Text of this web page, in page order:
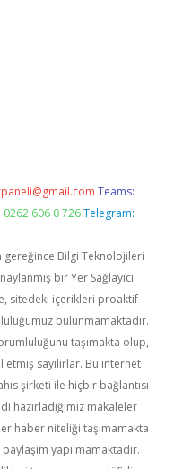
Teams:
606 0 726 Telegram:
gereğince Bilgi Teknolojileri
bir Yer Sağlayıcı
sitedeki içerikleri proaktif
bulunmamaktadır.
taşımakta olup,
sayılırlar. Bu internet
şirketi ile hiçbir bağlantısı
hazırladığımız makaleler
haber niteliği taşımamakta
yapılmamaktadır.